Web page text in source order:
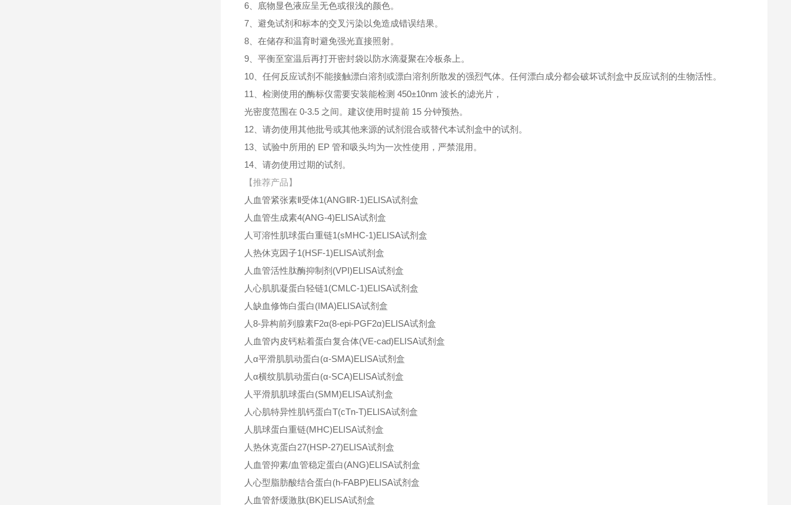
6、底物显色液应呈无色或很浅的颜色。
7、避免试剂和标本的交叉污染以免造成错误结果。
8、在储存和温育时避免强光直接照射。
9、平衡至室温后再打开密封袋以防水滴凝聚在冷板条上。
10、任何反应试剂不能接触漂白溶剂或漂白溶剂所散发的强烈气体。任何漂白成分都会破坏试剂盒中反应试剂的生物活性。
11、检测使用的酶标仪需要安装能检测 450±10nm 波长的滤光片，
光密度范围在 0-3.5 之间。建议使用时提前 15 分钟预热。
12、请勿使用其他批号或其他来源的试剂混合或替代本试剂盒中的试剂。
13、试验中所用的 EP 管和吸头均为一次性使用，严禁混用。
14、请勿使用过期的试剂。
【推荐产品】
人血管紧张素Ⅱ受体1(ANGⅡR-1)ELISA试剂盒
人血管生成素4(ANG-4)ELISA试剂盒
人可溶性肌球蛋白重链1(sMHC-1)ELISA试剂盒
人热休克因子1(HSF-1)ELISA试剂盒
人血管活性肽酶抑制剂(VPI)ELISA试剂盒
人心肌肌凝蛋白轻链1(CMLC-1)ELISA试剂盒
人缺血修饰白蛋白(IMA)ELISA试剂盒
人8-异构前列腺素F2α(8-epi-PGF2α)ELISA试剂盒
人血管内皮钙粘着蛋白复合体(VE-cad)ELISA试剂盒
人α平滑肌肌动蛋白(α-SMA)ELISA试剂盒
人α横纹肌肌动蛋白(α-SCA)ELISA试剂盒
人平滑肌肌球蛋白(SMM)ELISA试剂盒
人心肌特异性肌钙蛋白T(cTn-T)ELISA试剂盒
人肌球蛋白重链(MHC)ELISA试剂盒
人热休克蛋白27(HSP-27)ELISA试剂盒
人血管抑素/血管稳定蛋白(ANG)ELISA试剂盒
人心型脂肪酸结合蛋白(h-FABP)ELISA试剂盒
人血管舒缓激肽(BK)ELISA试剂盒